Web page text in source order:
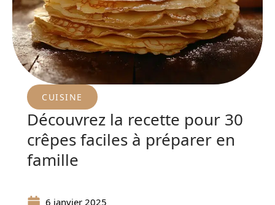
CUISINE
Découvrez la recette pour 30
crêpes faciles à préparer en
famille
6 janvier 2025